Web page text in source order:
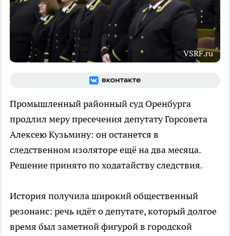
VSRF.ru
Промышленный районный суд Оренбурга
продлил меру пресечения депутату Горсовета
Алексею Кузьмину: он останется в
следственном изоляторе ещё на два месяца.
Решение принято по ходатайству следствия.
История получила широкий общественный
резонанс: речь идёт о депутате, который долгое
время был заметной фигурой в городской